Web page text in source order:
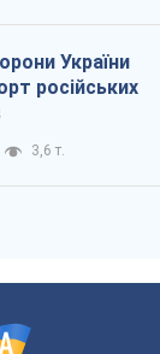
України
російських
3,6 т.